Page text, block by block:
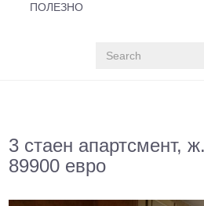
ПОЛЕЗНО
3 стаен апартсмент,
89900 евро